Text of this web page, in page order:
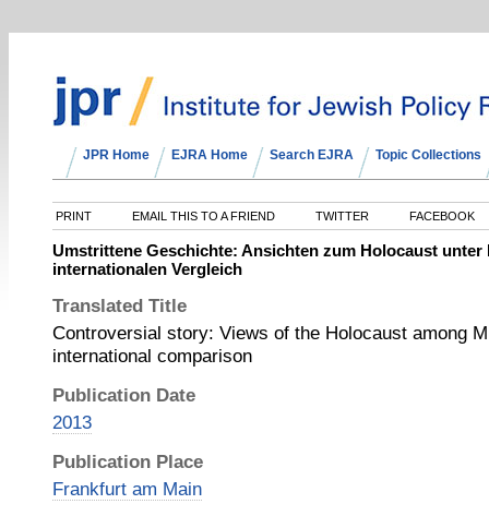
JPR Home EJRA Home Search EJRA Topic Collections
PRINT EMAIL THIS TO A FRIEND TWITTER FACEBOOK
Umstrittene Geschichte: Ansichten zum Holocaust unter
internationalen Vergleich
Translated Title
Controversial story: Views of the Holocaust among
international comparison
Publication Date
2013
Publication Place
Frankfurt am Main